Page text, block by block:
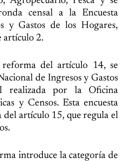
censal a la Encuesta
y Gastos de los Hogares,
artículo 2.
del artículo 14, se
de Ingresos y Gastos
realizada por la Oficina
y Censos. Esta encuesta
artículo 15, que regula el
introduce la categoría de